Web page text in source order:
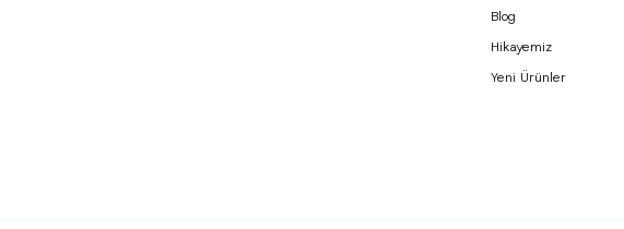
Blog
Hikayemiz
Yeni Ürünler